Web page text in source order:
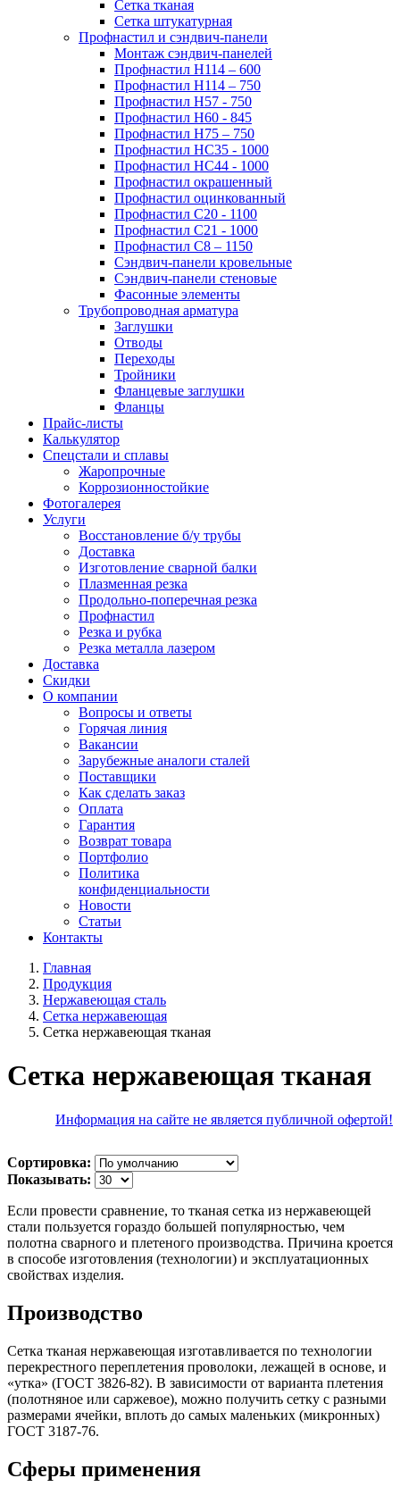
Сетка тканая
Сетка штукатурная
Профнастил и сэндвич-панели
Монтаж сэндвич-панелей
Профнастил Н114 – 600
Профнастил Н114 – 750
Профнастил Н57 - 750
Профнастил Н60 - 845
Профнастил Н75 – 750
Профнастил НС35 - 1000
Профнастил НС44 - 1000
Профнастил окрашенный
Профнастил оцинкованный
Профнастил С20 - 1100
Профнастил С21 - 1000
Профнастил С8 – 1150
Сэндвич-панели кровельные
Сэндвич-панели стеновые
Фасонные элементы
Трубопроводная арматура
Заглушки
Отводы
Переходы
Тройники
Фланцевые заглушки
Фланцы
Прайс-листы
Калькулятор
Спецстали и сплавы
Жаропрочные
Коррозионностойкие
Фотогалерея
Услуги
Восстановление б/у трубы
Доставка
Изготовление сварной балки
Плазменная резка
Продольно-поперечная резка
Профнастил
Резка и рубка
Резка металла лазером
Доставка
Скидки
О компании
Вопросы и ответы
Горячая линия
Вакансии
Зарубежные аналоги сталей
Поставщики
Как сделать заказ
Оплата
Гарантия
Возврат товара
Портфолио
Политика
конфиденциальности
Новости
Статьи
Контакты
Главная
Продукция
Нержавеющая сталь
Сетка нержавеющая
Сетка нержавеющая тканая
Сетка нержавеющая тканая
Информация на сайте не является публичной офертой!
Сортировка:
Показывать:
Если провести сравнение, то тканая сетка из нержавеющей
стали пользуется гораздо большей популярностью, чем
полотна сварного и плетеного производства. Причина кроется
в способе изготовления (технологии) и эксплуатационных
свойствах изделия.
Производство
Сетка тканая нержавеющая изготавливается по технологии
перекрестного переплетения проволоки, лежащей в основе, и
«утка» (ГОСТ 3826-82). В зависимости от варианта плетения
(полотняное или саржевое), можно получить сетку с разными
размерами ячейки, вплоть до самых маленьких (микронных)
ГОСТ 3187-76.
Сферы применения